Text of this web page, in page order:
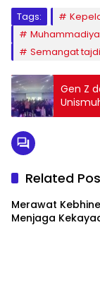
Tags:
Semangat
Gen Z
Culture
Related
Merawat
Menjaga